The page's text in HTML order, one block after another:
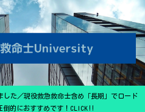
した／現役救急救命士含め「長期」でロード
倒的におすすめです！CLICK‼